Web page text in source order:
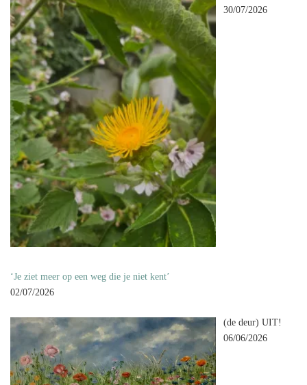
30/07/2026
‘Je ziet meer op een weg die je niet kent’
02/07/2026
(de deur) UIT!
06/06/2026